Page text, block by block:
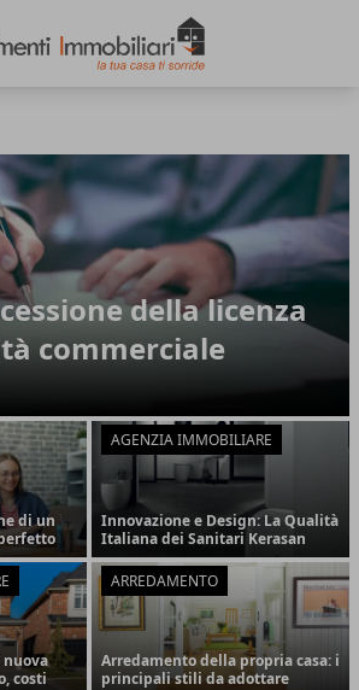
della licenza
commerciale
di un
AGENZIA IMMOBILIARE
Innovazione e Design: La Qualità
Italiana dei Sanitari Kerasan
nuova
costi
ARREDAMENTO
Arredamento della propria casa: i
principali stili da adottare